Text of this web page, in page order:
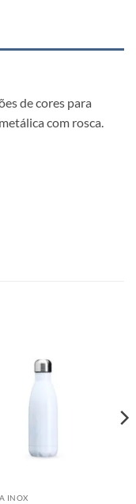
de cores para
com rosca.
INOX